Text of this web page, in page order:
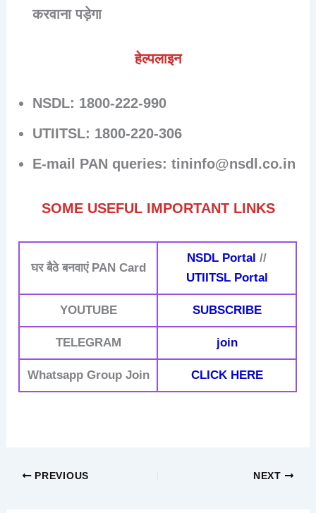
करवाना पड़ेगा
हेल्पलाइन
NSDL: 1800-222-990
UTIITSL: 1800-220-306
E-mail PAN queries: tininfo@nsdl.co.in
SOME USEFUL IMPORTANT LINKS
घर बैठे बनवाएं PAN Card
NSDL Portal //
UTIITSL Portal
YOUTUBE SUBSCRIBE
TELEGRAM join
Whatsapp Group Join CLICK HERE
PREVIOUS NEXT